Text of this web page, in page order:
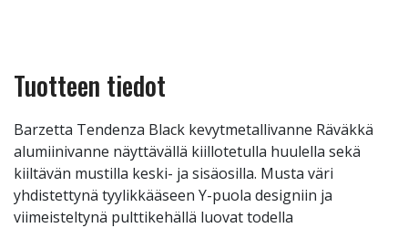
Tuotteen tiedot
Barzetta Tendenza Black kevytmetallivanne Räväkkä
alumiinivanne näyttävällä kiillotetulla huulella sekä
kiiltävän mustilla keski- ja sisäosilla. Musta väri
yhdistettynä tyylikkääseen Y-puola designiin ja
viimeisteltynä pulttikehällä luovat todella